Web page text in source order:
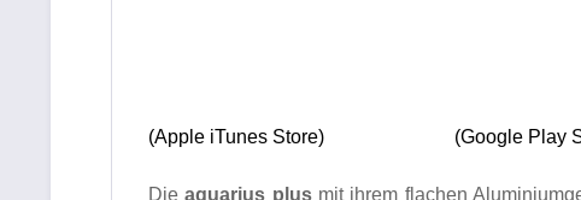
(Apple iTunes Store) (Google Play
Dieaquarius plusmit ihrem flachen